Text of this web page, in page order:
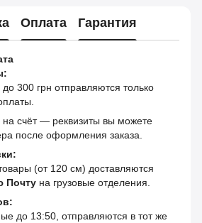
Оплата Гарантия
300 грн отправляются только
счёт — реквизиты вы можете
после оформления заказа.
(от 120 см) доставляются
Почту на грузовые отделения.
до 13:50, отправляются в тот же